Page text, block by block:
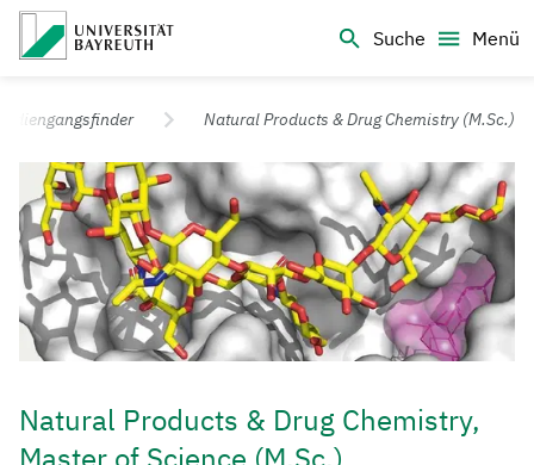
Suche
Menü
Universität Bayreuth – Deine Top-Campus-Uni
Natural Products & Drug Chemistry (M.Sc.)
Natural Products & Drug Chemistry,
Master of Science (M.Sc.)